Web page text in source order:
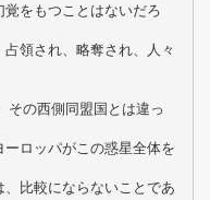
をもつことはないだろ
領され、略奪され、人々
その西側同盟国とは違っ
ロッパがこの惑星全体を
比較にならないことであ